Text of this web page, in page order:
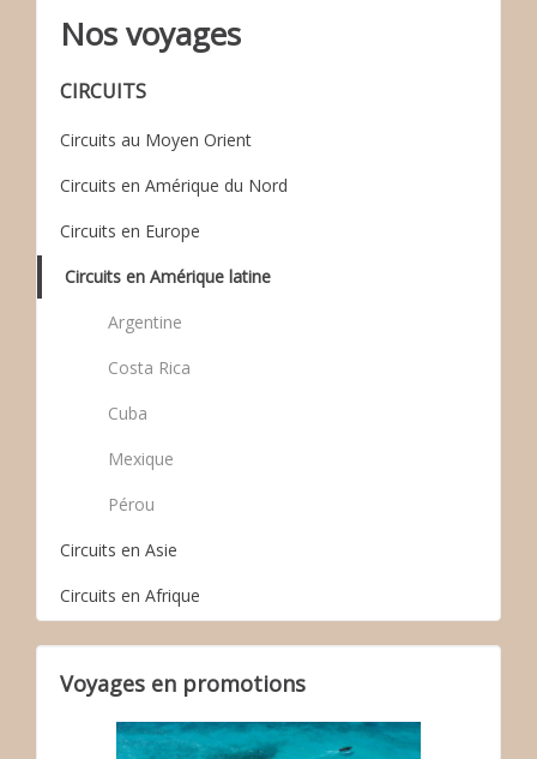
Nos voyages
CIRCUITS
Circuits au Moyen Orient
Circuits en Amérique du Nord
Circuits en Europe
Circuits en Amérique latine
Argentine
Costa Rica
Cuba
Mexique
Pérou
Circuits en Asie
Circuits en Afrique
Voyages en promotions